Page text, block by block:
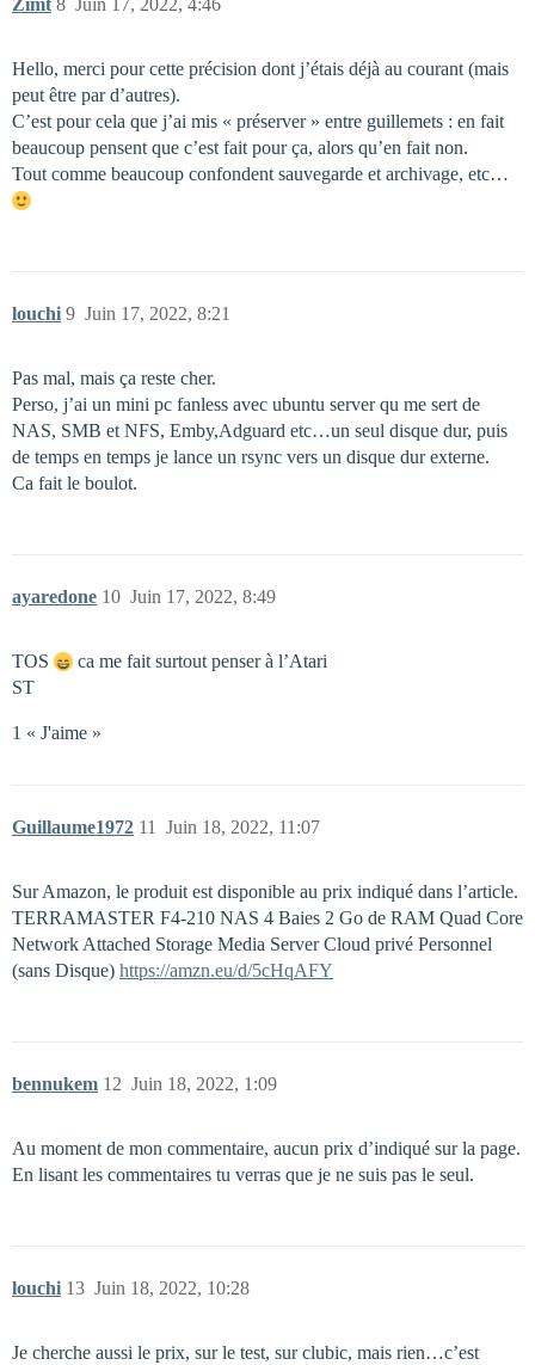
Zimt Juin 17, 2022, 4:46
8
Hello, merci pour cette précision dont j’étais déjà au courant (mais
peut être par d’autres).
C’est pour cela que j’ai mis « préserver » entre guillemets : en fait
beaucoup pensent que c’est fait pour ça, alors qu’en fait non.
Tout comme beaucoup confondent sauvegarde et archivage, etc…
louchi Juin 17, 2022, 8:21
9
Pas mal, mais ça reste cher.
Perso, j’ai un mini pc fanless avec ubuntu server qu me sert de
NAS, SMB et NFS, Emby,Adguard etc…un seul disque dur, puis
de temps en temps je lance un rsync vers un disque dur externe.
Ca fait le boulot.
ayaredone Juin 17, 2022, 8:49
10
TOS
ca me fait surtout penser à l’Atari
ST
1 « J'aime »
Guillaume1972 Juin 18, 2022, 11:07
11
Sur Amazon, le produit est disponible au prix indiqué dans l’article.
TERRAMASTER F4-210 NAS 4 Baies 2 Go de RAM Quad Core
Network Attached Storage Media Server Cloud privé Personnel
(sans Disque) https://amzn.eu/d/5cHqAFY
bennukem Juin 18, 2022, 1:09
12
Au moment de mon commentaire, aucun prix d’indiqué sur la page.
En lisant les commentaires tu verras que je ne suis pas le seul.
louchi Juin 18, 2022, 10:28
13
Je cherche aussi le prix, sur le test, sur clubic, mais rien…c’est